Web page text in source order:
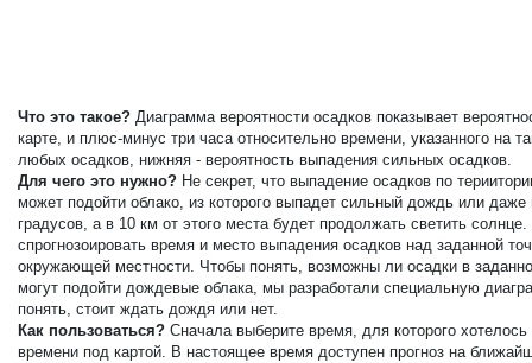
Что это такое? Диаграмма вероятности осадков показывает
карте, и плюс-минус три часа относительно времени, указанного
любых осадков, нижняя - вероятность выпадения сильных осадков.
Для чего это нужно? Не секрет, что выпадение осадков по
может подойти облако, из которого выпадет сильный дождь или
градусов, а в 10 км от этого места будет продолжать светить
спрогнозоировать время и место выпадения осадков над заданной
окружающей местности. Чтобы понять, возможны ли осадки в
могут подойти дождевые облака, мы разработали специальную
понять, стоит ждать дождя или нет.
Как пользоваться? Сначала выберите время, для которого
времени под картой. В настоящее время доступен прогноз на